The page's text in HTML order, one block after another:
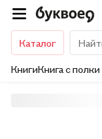
Каталог
КнигиКнига с полки